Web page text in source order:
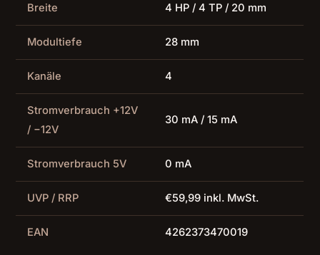
Breite 4 HP / 4 TP / 20 mm
Modultiefe 28 mm
Kanäle 4
Stromverbrauch +12V
/ −12V
30 mA / 15 mA
Stromverbrauch 5V 0 mA
UVP / RRP €59,99 inkl. MwSt.
EAN 4262373470019